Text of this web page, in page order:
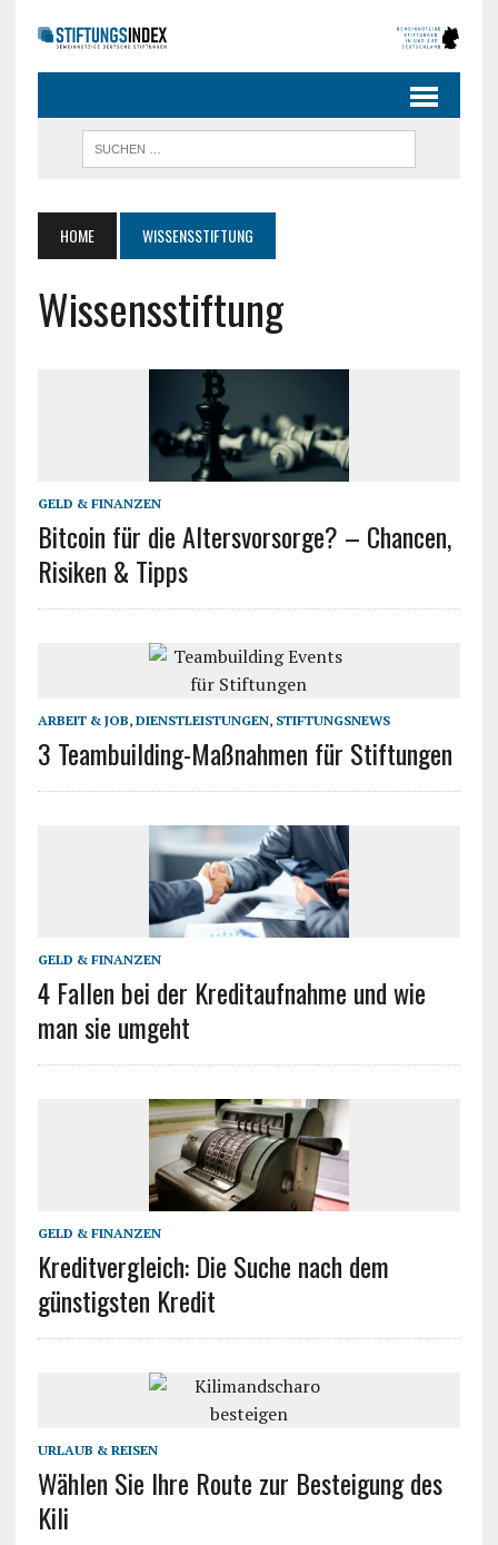
HOME WISSENSSTIFTUNG
Wissensstiftung
GELD & FINANZEN
Bitcoin für die Altersvorsorge? – Chancen,
Risiken & Tipps
ARBEIT & JOB, DIENSTLEISTUNGEN, STIFTUNGSNEWS
3 Teambuilding-Maßnahmen für Stiftungen
GELD & FINANZEN
4 Fallen bei der Kreditaufnahme und wie
man sie umgeht
GELD & FINANZEN
Kreditvergleich: Die Suche nach dem
günstigsten Kredit
URLAUB & REISEN
Wählen Sie Ihre Route zur Besteigung des
Kili